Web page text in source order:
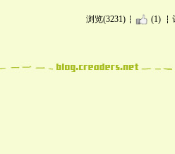
浏览(3231) (1)